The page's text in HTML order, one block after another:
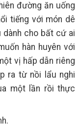
đường ăn uống
tiếng với món dê
dành cho bất cứ ai
hàn huyên với
vị hấp dẫn riêng
ra từ nồi lẩu nghi
một lần rồi thực